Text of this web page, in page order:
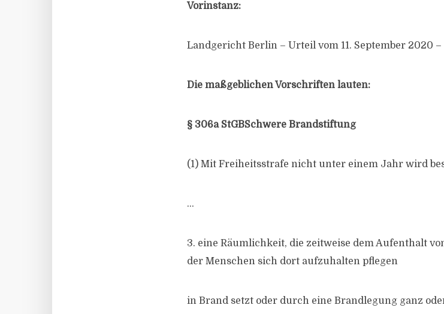
Vorinstanz:
Landgericht Berlin – Urteil vom 11. September 2020 –
Die maßgeblichen Vorschriften lauten:
§ 306a StGBSchwere Brandstiftung
(1) Mit Freiheitsstrafe nicht unter einem Jahr wird
…
3. eine Räumlichkeit, die zeitweise dem Aufenthalt
der Menschen sich dort aufzuhalten pflegen
in Brand setzt oder durch eine Brandlegung ganz